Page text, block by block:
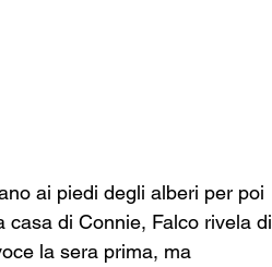
ai piedi degli alberi per poi
casa di Connie, Falco rivela di
la sera prima, ma